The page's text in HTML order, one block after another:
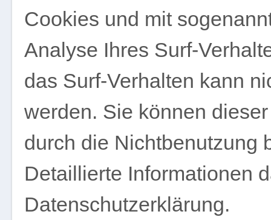
Cookies und mit
Analyse Ihres Surf-
das Surf-Verhalten kann
werden. Sie können
durch die Nichtbenutzung
Detaillierte Informationen
Datenschutzerklärung.